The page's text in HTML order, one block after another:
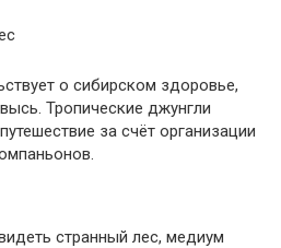
о сибирском здоровье,
Тропические джунгли
за счёт организации
странный лес, медиум